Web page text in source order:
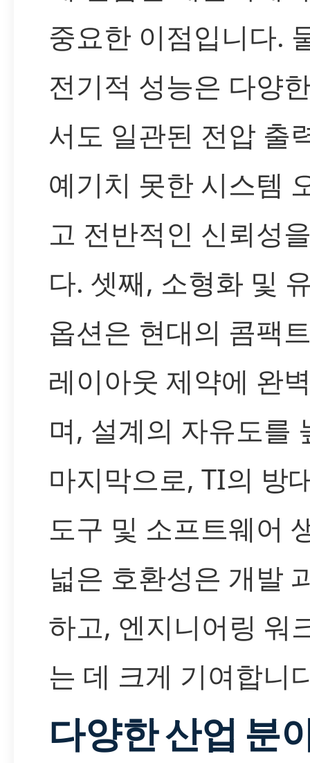
중요한 이점입니다.
전기적 성능은 다양
서도 일관된 전압 출
예기치 못한 시스템
고 전반적인 신뢰성
다. 셋째, 소형화 및
옵션은 현대의 콤팩
레이아웃 제약에 완
며, 설계의 자유도를
마지막으로, TI의 방
도구 및 소프트웨어
넓은 호환성은 개발
하고, 엔지니어링 워
는 데 크게 기여합니
다양한 산업 분